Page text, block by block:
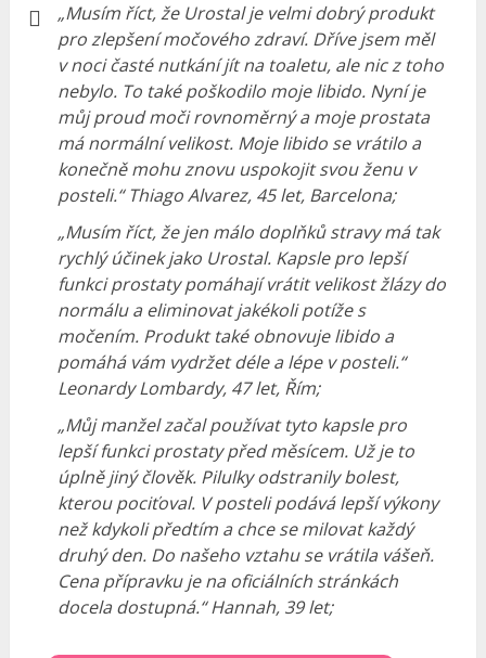
„Musím říct, že Urostal je velmi dobrý produkt
pro zlepšení močového zdraví. Dříve jsem měl
v noci časté nutkání jít na toaletu, ale nic z toho
nebylo. To také poškodilo moje libido. Nyní je
můj proud moči rovnoměrný a moje prostata
má normální velikost. Moje libido se vrátilo a
konečně mohu znovu uspokojit svou ženu v
posteli.“ Thiago Alvarez, 45 let, Barcelona;
„Musím říct, že jen málo doplňků stravy má tak
rychlý účinek jako Urostal. Kapsle pro lepší
funkci prostaty pomáhají vrátit velikost žlázy do
normálu a eliminovat jakékoli potíže s
močením. Produkt také obnovuje libido a
pomáhá vám vydržet déle a lépe v posteli.“
Leonardy Lombardy, 47 let, Řím;
„Můj manžel začal používat tyto kapsle pro
lepší funkci prostaty před měsícem. Už je to
úplně jiný člověk. Pilulky odstranily bolest,
kterou pociťoval. V posteli podává lepší výkony
než kdykoli předtím a chce se milovat každý
druhý den. Do našeho vztahu se vrátila vášeň.
Cena přípravku je na oficiálních stránkách
docela dostupná.“ Hannah, 39 let;